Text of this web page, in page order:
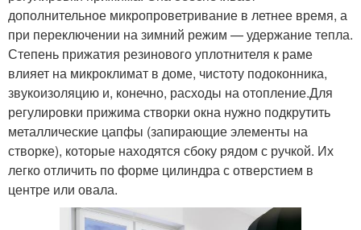
дополнительное микропроветривание в летнее время, а
при переключении на зимний режим — удержание тепла.
Степень прижатия резинового уплотнителя к раме
влияет на микроклимат в доме, чистоту подоконника,
звукоизоляцию и, конечно, расходы на отопление.Для
регулировки прижима створки окна нужно подкрутить
металлические цапфы (запирающие элементы на
створке), которые находятся сбоку рядом с ручкой. Их
легко отличить по форме цилиндра с отверстием в
центре или овала.